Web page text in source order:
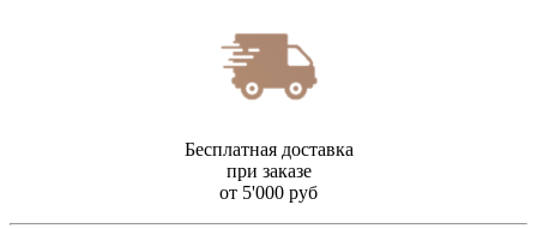
Бесплатная доставка
при заказе
от 5'000 руб